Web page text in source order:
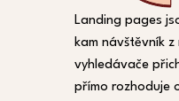
Landing pages
kam návštěvník z
vyhledávače
přímo rozhoduje